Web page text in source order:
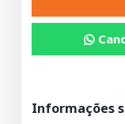
Informações